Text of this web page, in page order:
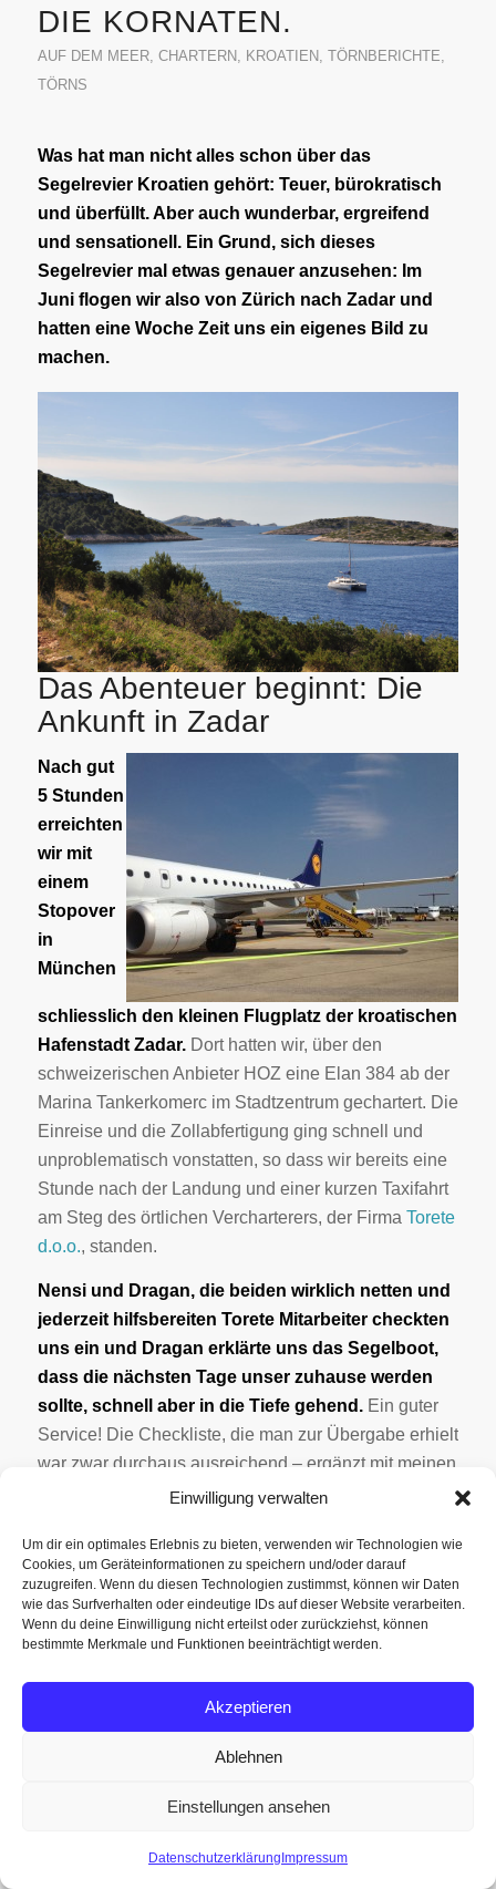
Einwilligung verwalten
Um dir ein optimales Erlebnis zu bieten, verwenden wir Technologien wie
Cookies, um Geräteinformationen zu speichern und/oder darauf
zuzugreifen. Wenn du diesen Technologien zustimmst, können wir Daten
wie das Surfverhalten oder eindeutige IDs auf dieser Website verarbeiten.
Wenn du deine Einwilligung nicht erteilst oder zurückziehst, können
bestimmte Merkmale und Funktionen beeinträchtigt werden.
Akzeptieren
Ablehnen
Einstellungen ansehen
Datenschutzerklärung Impressum
DIE KORNATEN.
AUF DEM MEER, CHARTERN, KROATIEN, TÖRNBERICHTE
TÖRNS
Was hat man nicht alles schon über das
Segelrevier Kroatien gehört: Teuer, bürokratisch
und überfüllt. Aber auch wunderbar, ergreifend
und sensationell. Ein Grund, sich dieses
Segelrevier mal etwas genauer anzusehen: Im
Juni flogen wir also von Zürich nach Zadar und
hatten eine Woche Zeit uns ein eigenes Bild zu
machen.
Das Abenteuer beginnt: Die
Ankunft in Zadar
Nach gut
5 Stunden
erreichten
wir mit
einem
Stopover
in
München
schliesslich den kleinen Flugplatz der kroatischen
Hafenstadt Zadar.Dort hatten wir, über den
schweizerischen Anbieter HOZ eine Elan 384 ab der
Marina Tankerkomerc im Stadtzentrum gechartert. Die
Einreise und die Zollabfertigung ging schnell und
unproblematisch vonstatten, so dass wir bereits eine
Stunde nach der Landung und einer kurzen Taxifahrt
am Steg des örtlichen Vercharterers, der Firma Torete
d.o.o., standen.
Nensi und Dragan, die beiden wirklich netten und
jederzeit hilfsbereiten Torete Mitarbeiter checkten
uns ein und Dragan erklärte uns das Segelboot,
dass die nächsten Tage unser zuhause werden
sollte, schnell aber in die Tiefe gehend.Ein guter
Service! Die Checkliste, die man zur Übergabe erhielt
war zwar durchaus ausreichend – ergänzt mit meinen
eigenen Listen konnten wir die Elan 384 „MokMok“
übernehmen.
Während des Check-in war die restliche Crew am
Einkaufen: In Zadar gibt es genügend Supermärkte,
die auch am Samstag-Nachmittag noch geöffnet
Gegen 18:30 Uhr waren wir schliesslich soweit:
Die Lebensmittel gebunkert, die Kabinen
bezogen, das Logbuch eröffnet. Klar zum